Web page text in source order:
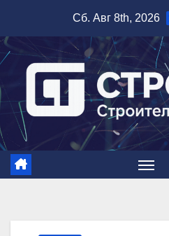
содержимому
Сб. Авг 8th, 2026